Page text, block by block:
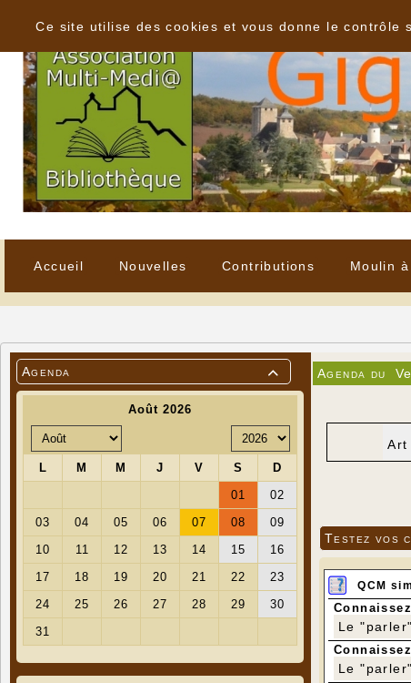
Accueil Nouvelles Contributions Moulin

Agenda Agenda du
Art
Testez vos
QCM
Le
Le
Ce site utilise des cookies et vous donne le contrôle